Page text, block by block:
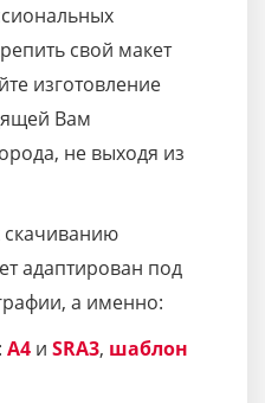
свой макет
изготовление
Вам
не выходя из
скачиванию
адаптирован под
а именно:
A4 и SRA3, шаблон